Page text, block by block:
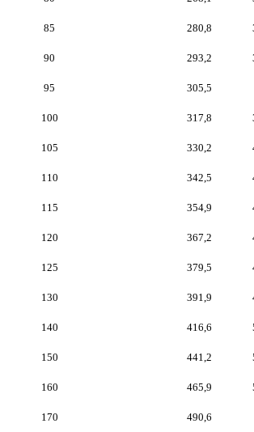
85 280,8
90 293,2
95 305,5
100 317,8
105 330,2
110 342,5
115 354,9
120 367,2
125 379,5
130 391,9
140 416,6
150 441,2
160 465,9
170 490,6